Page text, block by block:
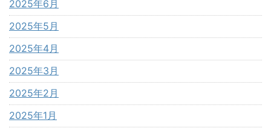
2025年6月
2025年5月
2025年4月
2025年3月
2025年2月
2025年1月